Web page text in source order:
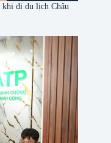
khi đi du lịch Châu